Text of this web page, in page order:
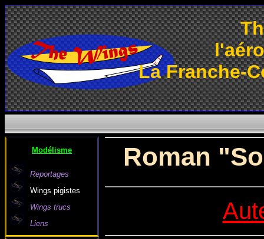
La Franche-
Modélisme
Reportages
Wings pigistes
Wings trucs
Liens
Roman